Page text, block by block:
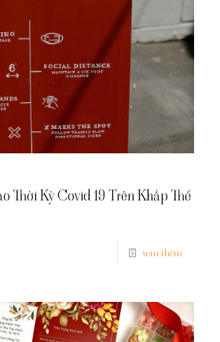
Thời Kỳ Covid 19 Trên Khắp Thế
xem thêm